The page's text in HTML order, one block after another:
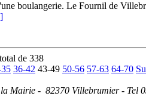
boulangerie. Le Fournil de
de 338
36-42 43-49 50-56 57-63 64-70
la Mairie - 82370 Villebrumier - Tel